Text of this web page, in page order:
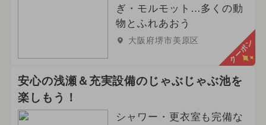
ぎ・モルモット…多くの動
物とふれあおう
大阪府堺市美原区 クーポン
安心の浅瀬＆充実設備のじゃぶじゃぶ池を
楽しもう！
シャワー・更衣室も完備な